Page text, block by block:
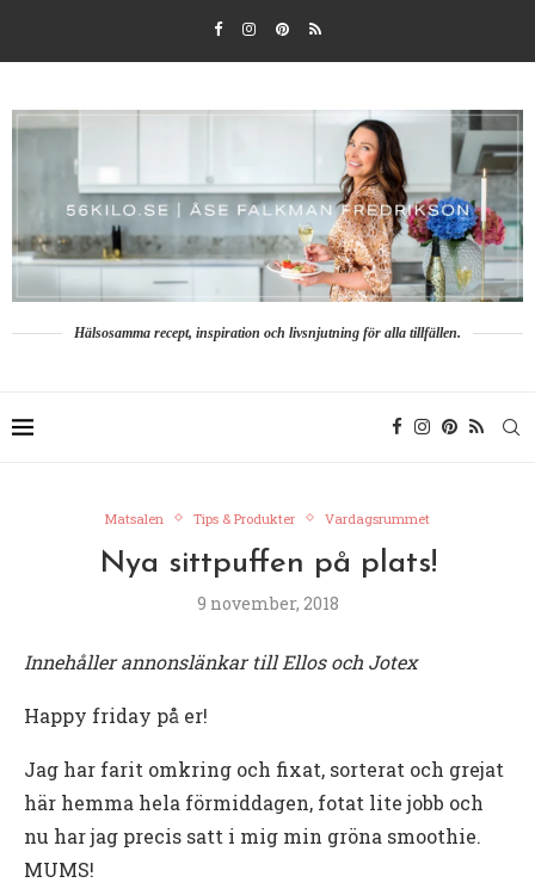
Hälsosamma recept, inspiration och livsnjutning för alla tillfällen.
Matsalen Tips & Produkter Vardagsrummet
Nya sittpuffen på plats!
9 november, 2018
Innehåller annonslänkar till Ellos och Jotex
Happy friday på er!
Jag har farit omkring och fixat, sorterat och grejat
här hemma hela förmiddagen, fotat lite jobb och
nu har jag precis satt i mig min gröna smoothie.
MUMS!